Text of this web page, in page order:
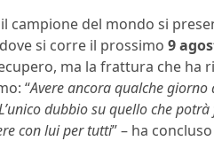
campione del mondo si
si corre il prossimo 9
ma la frattura che ha
“Avere ancora qualche
dubbio su quello che
con lui per tutti” – ha